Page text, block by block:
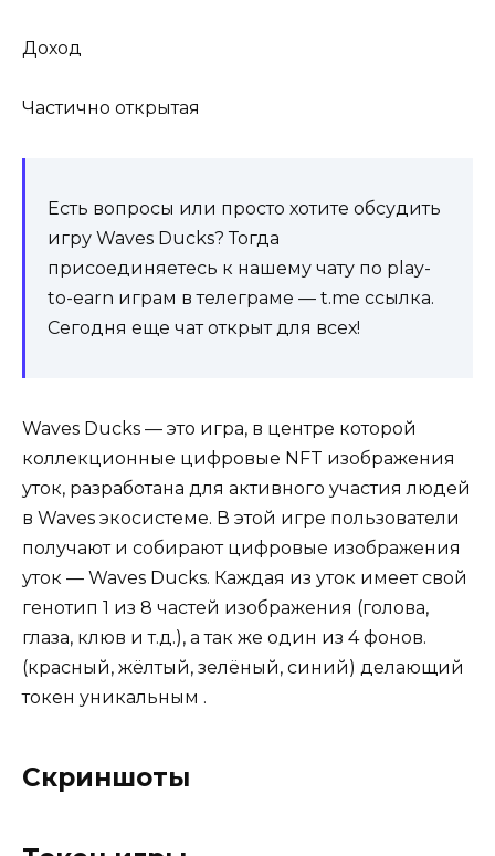
Доход
Частично открытая
Есть вопросы или просто хотите обсудить
игру Waves Ducks? Тогда
присоединяетесь к нашему чату по play-
to-earn играм в телеграме — t.me ссылка.
Сегодня еще чат открыт для всех!
Waves Ducks — это игра, в центре которой
коллекционные цифровые NFT изображения
уток, разработана для активного участия людей
в Waves экосистеме. В этой игре пользователи
получают и собирают цифровые изображения
уток — Waves Ducks. Каждая из уток имеет свой
генотип 1 из 8 частей изображения (голова,
глаза, клюв и т.д.), а так же один из 4 фонов.
(красный, жёлтый, зелёный, синий) делающий
токен уникальным .
Скриншоты